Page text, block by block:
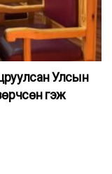
Улсын
гэж